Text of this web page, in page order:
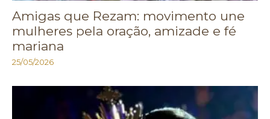
Amigas que Rezam: movimento une
mulheres pela oração, amizade e fé
mariana
25/05/2026